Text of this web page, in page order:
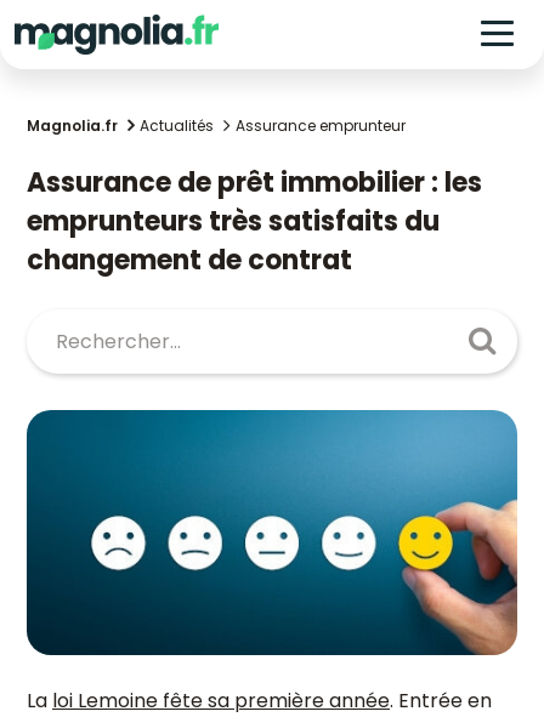
Magnolia.fr Actualités Assurance emprunteur
Assurance de prêt immobilier : les
emprunteurs très satisfaits du
changement de contrat
La loi Lemoine fête sa première année. Entrée en